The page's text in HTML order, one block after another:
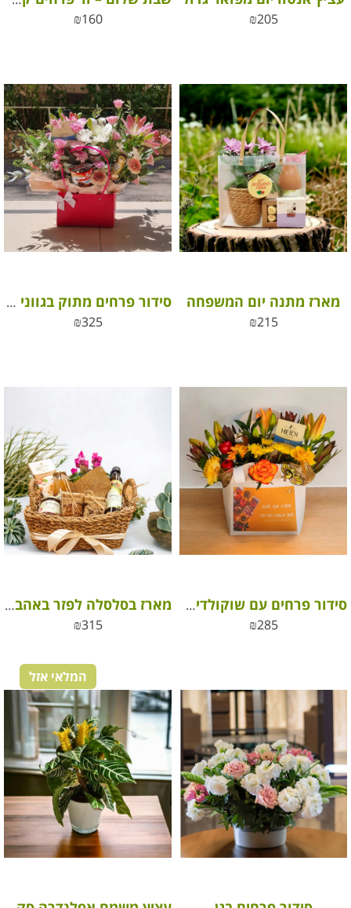
₪205
₪160
מארז מתנה יום המשפחה
₪215
סידור פרחים מתוק בגווני ורוד, סגול ולבן עם שוקולדים מפנקים
₪325
סידור פרחים עם שוקולדים, דבש וברכה ממותגת לחג ראש השנה
₪285
מארז בסלסלה לפזר באהבה פרחי חודי
₪315
המלאי אזל